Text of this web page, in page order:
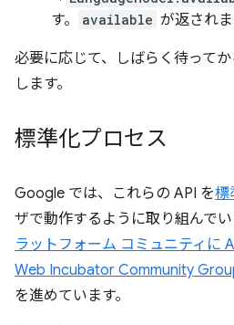
す。
available が返されま
必要に応じて、しばらく待って
します。
標準化プロセス
Google では、これらの API を標
ザで動作するように取り組んでい
ラットフォーム コミュニティに
Web Incubator Community
を進めています。